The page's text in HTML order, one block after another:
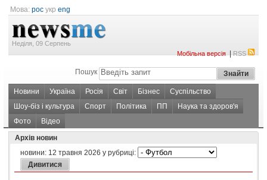
Мова: рос укр eng
Неділя, 09 Серпень
Мобільна версія|RSS
Пошук
Новини Україна Росія Світ Бізнес
Суспільство
Шоу-біз і культура
Спорт Політика ПП
Наука та здоров'я
Фото
Відео
Архів новин
новини: 12 травня 2026 у рубриці: